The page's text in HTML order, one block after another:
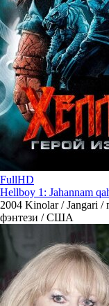
FullHD
Hellboy 1: Jahannam
2004 Kinolar / Jangari /
фэнтези / США